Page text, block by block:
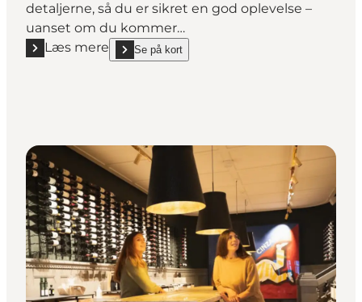
detaljerne, så du er sikret en god oplevelse –
uanset om du kommer…
Læs mere
Læs mere "Café Gran"
Se på kort
show Café Gran on_map